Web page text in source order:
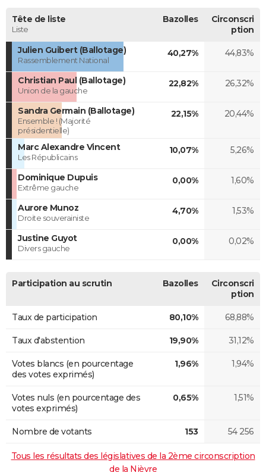
Tête de liste
Liste
Bazolles
Circonscri
ption
Julien Guibert (Ballotage)
Rassemblement National
40,27% 44,83%
Christian Paul (Ballotage)
Union de la gauche
22,82% 26,32%
Sandra Germain (Ballotage)
Ensemble ! (Majorité
présidentielle)
22,15% 20,44%
Marc Alexandre Vincent
Les Républicains
10,07% 5,26%
Dominique Dupuis
Extrême gauche
0,00% 1,60%
Aurore Munoz
Droite souverainiste
4,70% 1,53%
Justine Guyot
Divers gauche
0,00% 0,02%
Participation au scrutin Bazolles
Circonscri
ption
Taux de participation 80,10% 68,88%
Taux d'abstention 19,90% 31,12%
Votes blancs (en pourcentage
des votes exprimés)
1,96% 1,94%
Votes nuls (en pourcentage des
votes exprimés)
0,65% 1,51%
Nombre de votants 153 54 256
Tous les résultats des législatives de la 2ème circonscription
de la Nièvre